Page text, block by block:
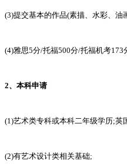
(3)提交基本的作品(素描、水彩、油
(4)雅思5分/托福500分/托福机考173
2、本科申请
(1)艺术类专科或本科二年级学历;英
(2)有艺术设计类相关基础;